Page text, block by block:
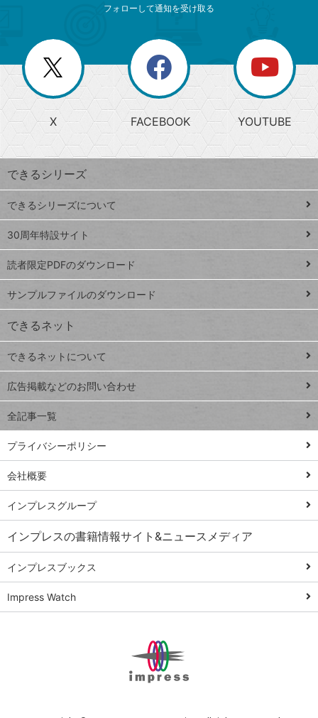
じ
る
search
検
索
上
昇
ワ
ー
ド
Google
スプレ
ッドシ
ート
iPhone
VLOOKUP
close
閉じ
る
閉
じ
る
ー
か
ら
探
す
ト
ッ
プ
ペ
ジ
連載
Excel Q&A
トイアンナ流仕
事術
PowerAutomate
ではじめる業務
の完全自動化
AI議事録作成術
Windows 11
Q&A
Teams踏み込み
活用術
Excel講師の仕事
術
フォローして通知を受け取る
X FACEBOOK YOUTUBE
できるシリーズ
できるシリーズについて
30周年特設サイト
読者限定PDFのダウンロード
サンプルファイルのダウンロード
できるネット
できるネットについて
広告掲載などのお問い合わせ
全記事一覧
プライバシーポリシー
会社概要
インプレスグループ
インプレスの書籍情報サイト&ニュースメディア
インプレスブックス
Impress Watch